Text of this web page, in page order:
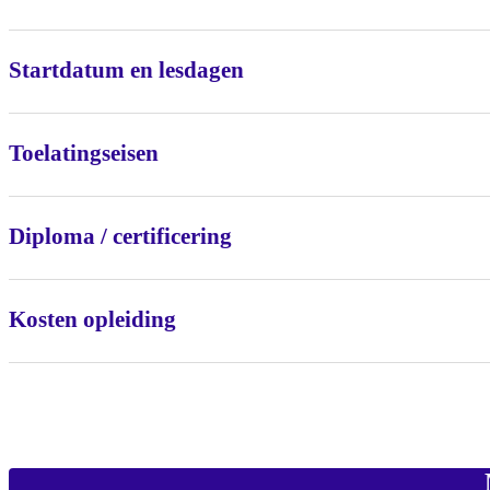
Startdatum en lesdagen
Toelatingseisen
Diploma / certificering
Kosten opleiding